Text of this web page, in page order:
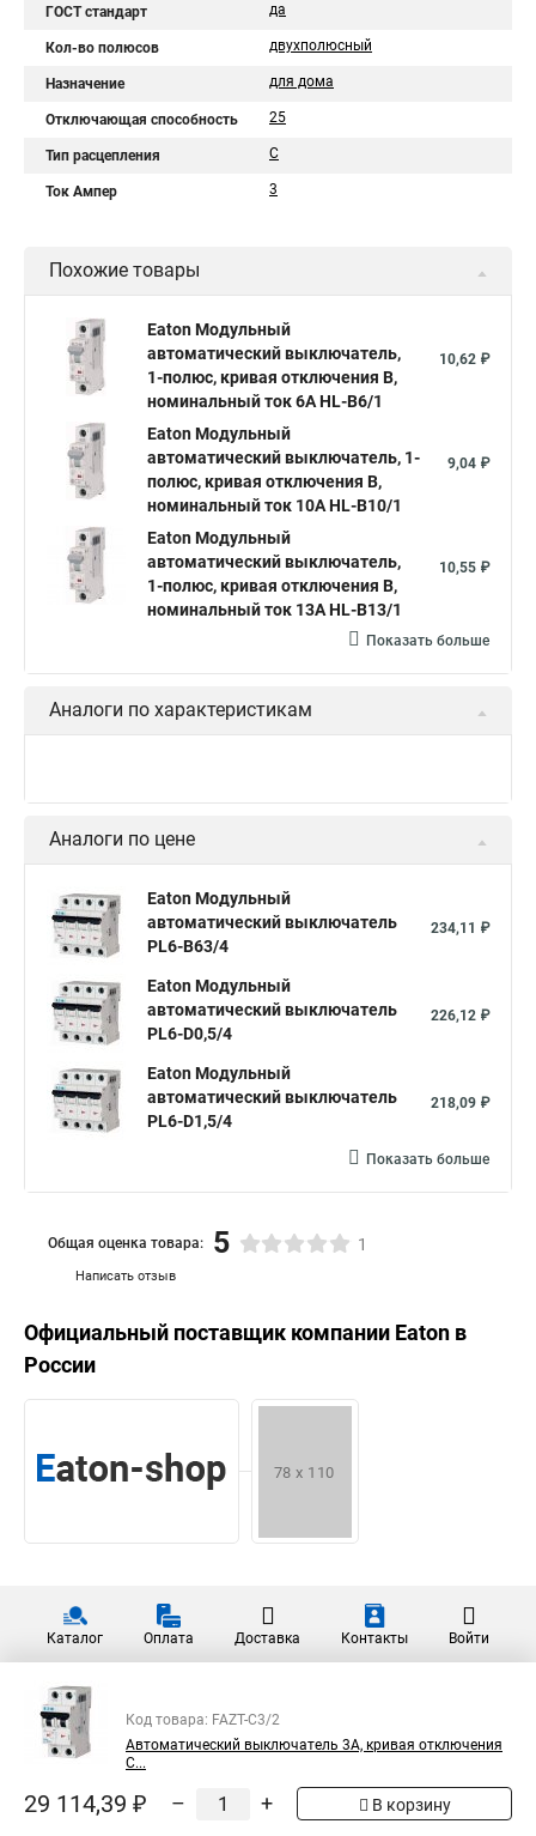
ГОСТ стандарт да
Кол-во полюсов двухполюсный
Назначение для дома
Отключающая способность 25
Тип расцепления C
Ток Ампер 3
Похожие товары
Eaton Модульный
автоматический выключатель,
1-полюс, кривая отключения B,
номинальный ток 6А HL-B6/1
10,62 ₽
Eaton Модульный
автоматический выключатель, 1-
полюс, кривая отключения B,
номинальный ток 10А HL-B10/1
9,04 ₽
Eaton Модульный
автоматический выключатель,
1-полюс, кривая отключения B,
номинальный ток 13А HL-B13/1
10,55 ₽
Показать больше
Аналоги по характеристикам
Аналоги по цене
Eaton Модульный
автоматический выключатель
PL6-B63/4
234,11 ₽
Eaton Модульный
автоматический выключатель
PL6-D0,5/4
226,12 ₽
Eaton Модульный
автоматический выключатель
PL6-D1,5/4
218,09 ₽
Показать больше
Написать отзыв
Общая оценка товара: 5 1
Официальный поставщик компании Eaton в
России
Каталог Оплата Доставка Контакты Войти
Код товара: FAZT-C3/2
Автоматический выключатель 3А, кривая отключения
С...
29 114,39 ₽ – + В корзину